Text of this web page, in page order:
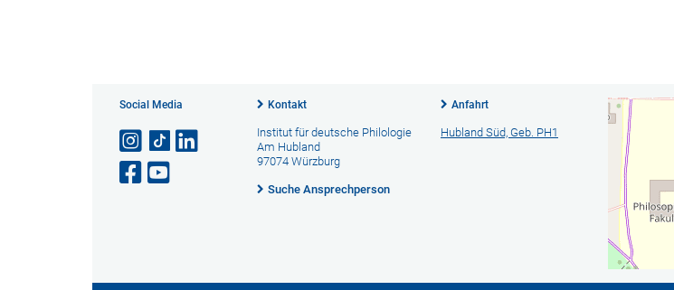
Social Media Kontakt
Institut für deutsche Philologie
Am Hubland
97074 Würzburg
Suche Ansprechperson
Anfahrt
Hubland Süd, Geb. PH1